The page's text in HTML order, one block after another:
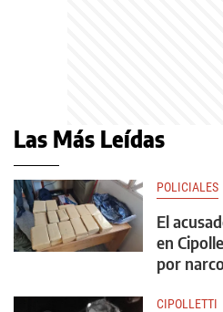
Las Más Leídas
POLICIALES
El
en
por
CIPOLLETTI